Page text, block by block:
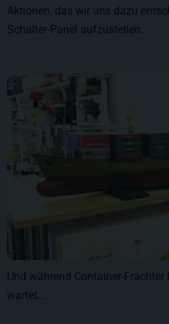
Aktionen, das wir uns dazu
Schalter-Panel aufzustellen.
Und während Container-
wartet...